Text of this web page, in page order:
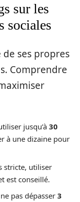
sur les
sociales
de ses propres
Comprendre
jusqu’à 30
à une dizaine pour
stricte, utiliser
est conseillé.
pas dépasser 3